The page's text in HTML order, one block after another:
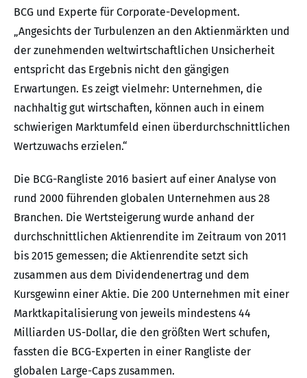
BCG und Experte für Corporate-Development.
„Angesichts der Turbulenzen an den Aktienmärkten und
der zunehmenden weltwirtschaftlichen Unsicherheit
entspricht das Ergebnis nicht den gängigen
Erwartungen. Es zeigt vielmehr: Unternehmen, die
nachhaltig gut wirtschaften, können auch in einem
schwierigen Marktumfeld einen überdurchschnittlichen
Wertzuwachs erzielen.“
Die BCG-Rangliste 2016 basiert auf einer Analyse von
rund 2000 führenden globalen Unternehmen aus 28
Branchen. Die Wertsteigerung wurde anhand der
durchschnittlichen Aktienrendite im Zeitraum von 2011
bis 2015 gemessen; die Aktienrendite setzt sich
zusammen aus dem Dividendenertrag und dem
Kursgewinn einer Aktie. Die 200 Unternehmen mit einer
Marktkapitalisierung von jeweils mindestens 44
Milliarden US-Dollar, die den größten Wert schufen,
fassten die BCG-Experten in einer Rangliste der
globalen Large-Caps zusammen.